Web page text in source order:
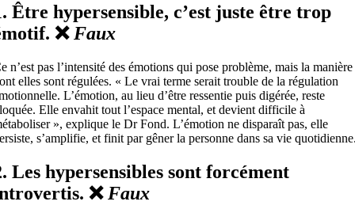
Être hypersensible, c’est juste être trop
❌ Faux
n’est pas l’intensité des émotions qui pose problème, mais la manière
elles sont régulées. « Le vrai terme serait trouble de la régulation
L’émotion, au lieu d’être ressentie puis digérée, reste
Elle envahit tout l’espace mental, et devient difficile à
», explique le Dr Fond. L’émotion ne disparaît pas, elle
s’amplifie, et finit par gêner la personne dans sa vie
Les hypersensibles sont forcément
❌ Faux